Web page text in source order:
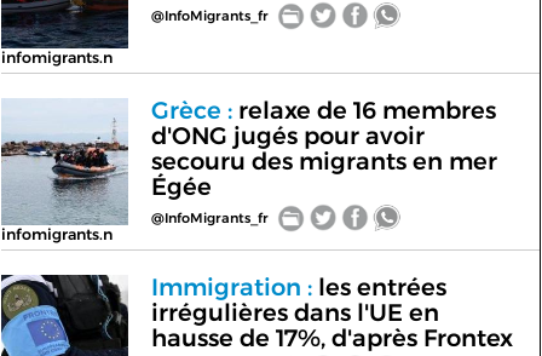
infomigrants.n
@InfoMigrants_fr
infomigrants.n
Grèce :relaxe de 16 membres
d'ONG jugés pour avoir
secouru des migrants en mer
Égée
@InfoMigrants_fr
Immigration :les entrées
irrégulières dans l'UE en
hausse de 17%, d'après Frontex